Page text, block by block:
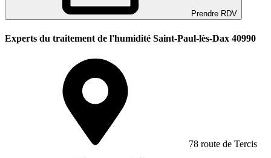
Prendre RDV
Experts du traitement de l'humidité Saint-Paul-lès-Dax 40990
78 route de Tercis